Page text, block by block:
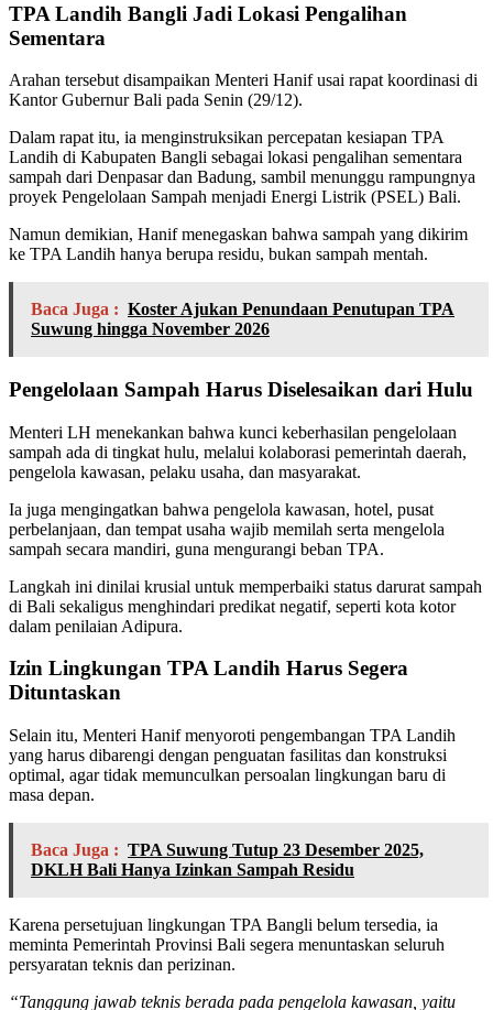
TPA Landih Bangli Jadi Lokasi Pengalihan
Sementara
Arahan tersebut disampaikan Menteri Hanif usai rapat koordinasi di
Kantor Gubernur Bali pada Senin (29/12).
Dalam rapat itu, ia menginstruksikan percepatan kesiapan TPA
Landih di Kabupaten Bangli sebagai lokasi pengalihan sementara
sampah dari Denpasar dan Badung, sambil menunggu rampungnya
proyek Pengelolaan Sampah menjadi Energi Listrik (PSEL) Bali.
Namun demikian, Hanif menegaskan bahwa sampah yang dikirim
ke TPA Landih hanya berupa residu, bukan sampah mentah.
Baca Juga : Koster Ajukan Penundaan Penutupan TPA
Suwung hingga November 2026
Pengelolaan Sampah Harus Diselesaikan dari Hulu
Menteri LH menekankan bahwa kunci keberhasilan pengelolaan
sampah ada di tingkat hulu, melalui kolaborasi pemerintah daerah,
pengelola kawasan, pelaku usaha, dan masyarakat.
Ia juga mengingatkan bahwa pengelola kawasan, hotel, pusat
perbelanjaan, dan tempat usaha wajib memilah serta mengelola
sampah secara mandiri, guna mengurangi beban TPA.
Langkah ini dinilai krusial untuk memperbaiki status darurat sampah
di Bali sekaligus menghindari predikat negatif, seperti kota kotor
dalam penilaian Adipura.
Izin Lingkungan TPA Landih Harus Segera
Dituntaskan
Selain itu, Menteri Hanif menyoroti pengembangan TPA Landih
yang harus dibarengi dengan penguatan fasilitas dan konstruksi
optimal, agar tidak memunculkan persoalan lingkungan baru di
masa depan.
Baca Juga : TPA Suwung Tutup 23 Desember 2025,
DKLH Bali Hanya Izinkan Sampah Residu
Karena persetujuan lingkungan TPA Bangli belum tersedia, ia
meminta Pemerintah Provinsi Bali segera menuntaskan seluruh
persyaratan teknis dan perizinan.
“Tanggung jawab teknis berada pada pengelola kawasan, yaitu